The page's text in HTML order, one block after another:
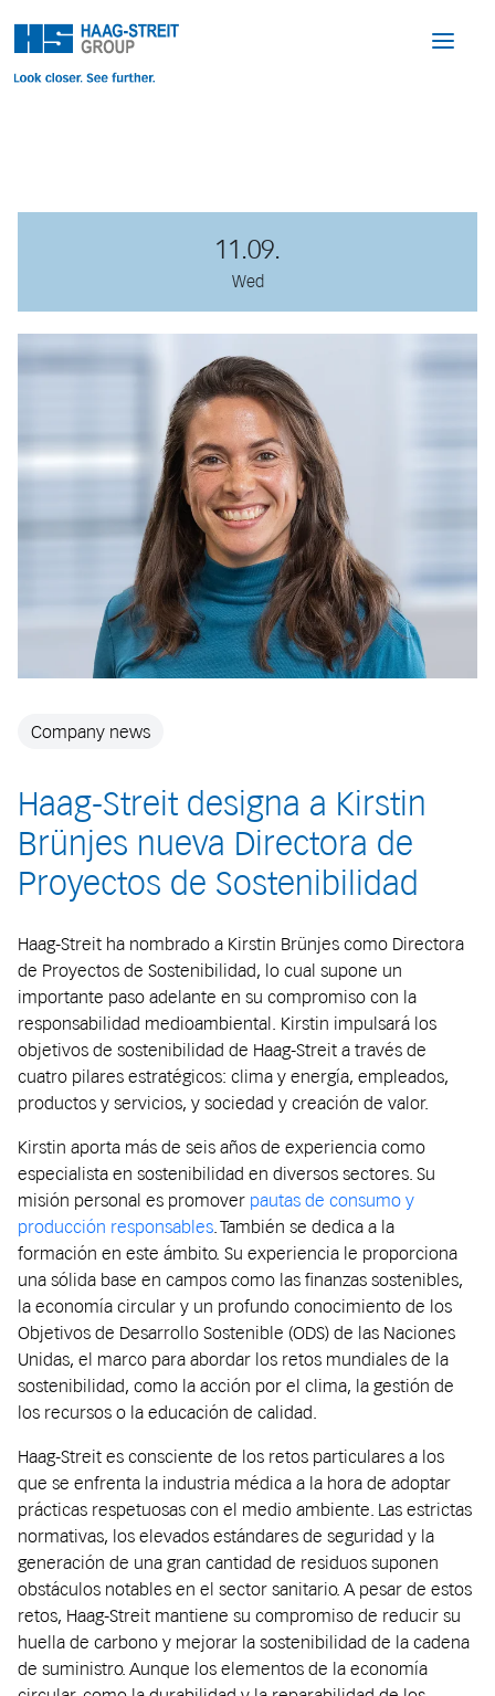
11.09.
Wed
Company news
Haag-Streit designa a Kirstin
Brünjes nueva Directora de
Proyectos de Sostenibilidad
Haag-Streit ha nombrado a Kirstin Brünjes como Directora
de Proyectos de Sostenibilidad, lo cual supone un
importante paso adelante en su compromiso con la
responsabilidad medioambiental. Kirstin impulsará los
objetivos de sostenibilidad de Haag-Streit a través de
cuatro pilares estratégicos: clima y energía, empleados,
productos y servicios, y sociedad y creación de valor.
Kirstin aporta más de seis años de experiencia como
especialista en sostenibilidad en diversos sectores. Su
misión personal es promover pautas de consumo y
producción responsables. También se dedica a la
formación en este ámbito. Su experiencia le proporciona
una sólida base en campos como las finanzas sostenibles,
la economía circular y un profundo conocimiento de los
Objetivos de Desarrollo Sostenible (ODS) de las Naciones
Unidas, el marco para abordar los retos mundiales de la
sostenibilidad, como la acción por el clima, la gestión de
los recursos o la educación de calidad.
Haag-Streit es consciente de los retos particulares a los
que se enfrenta la industria médica a la hora de adoptar
prácticas respetuosas con el medio ambiente. Las estrictas
normativas, los elevados estándares de seguridad y la
generación de una gran cantidad de residuos suponen
obstáculos notables en el sector sanitario. A pesar de estos
retos, Haag-Streit mantiene su compromiso de reducir su
huella de carbono y mejorar la sostenibilidad de la cadena
de suministro. Aunque los elementos de la economía